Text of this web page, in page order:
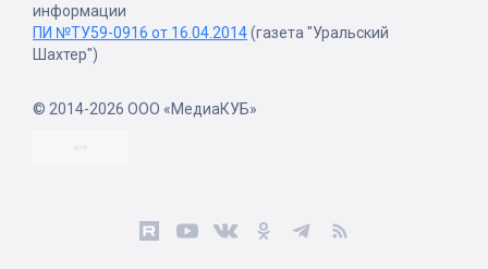
информации
ПИ №ТУ59-0916 от 16.04.2014(газета "Уральский
Шахтер")
© 2014-2026 ООО «МедиаКУБ»